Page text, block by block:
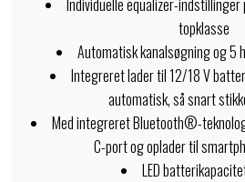
topklasse
Automatisk kanalsøgning og 5
Integreret lader til 12/18 V
automatisk, så snart
Med integreret Bluetooth®-
C-port og oplader til
LED